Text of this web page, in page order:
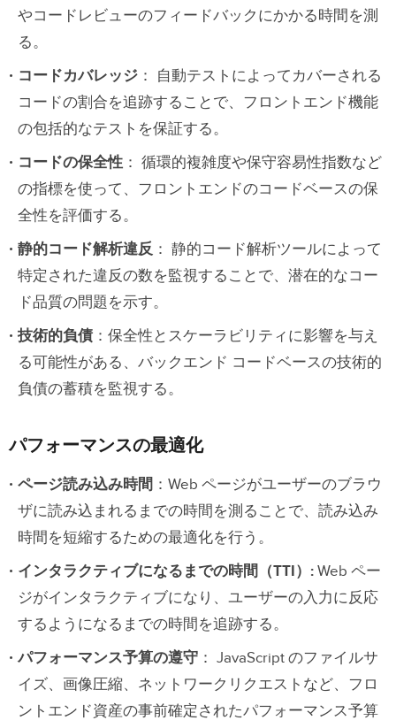
やコードレビューのフィードバックにかかる時間を測
る。
コードカバレッジ ： 自動テストによってカバーされる
コードの割合を追跡することで、フロントエンド機能
の包括的なテストを保証する。
コードの保全性 ： 循環的複雑度や保守容易性指数など
の指標を使って、フロントエンドのコードベースの保
全性を評価する。
静的コード解析違反 ： 静的コード解析ツールによって
特定された違反の数を監視することで、潜在的なコー
ド品質の問題を示す。
技術的負債 ：保全性とスケーラビリティに影響を与え
る可能性がある、バックエンド コードベースの技術的
負債の蓄積を監視する。
パフォーマンスの最適化
ページ読み込み時間 ：Web ページがユーザーのブラウ
ザに読み込まれるまでの時間を測ることで、読み込み
時間を短縮するための最適化を行う。
インタラクティブになるまでの時間（TTI）: Web ペー
ジがインタラクティブになり、ユーザーの入力に反応
するようになるまでの時間を追跡する。
パフォーマンス予算の遵守 ： JavaScript のファイルサ
イズ、画像圧縮、ネットワークリクエストなど、フロ
ントエンド資産の事前確定されたパフォーマンス予算